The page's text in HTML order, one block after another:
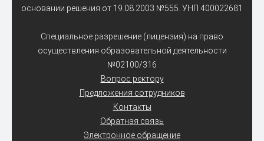
основании решения от 19.08.2003 №555. УНП 400022681
Специальное разрешение (лицензия) на право
осуществления образовательной деятельности
№02100/316
Вопрос ректору
Предложения сотрудников
Контакты
Обратная связь
Электронное обращение